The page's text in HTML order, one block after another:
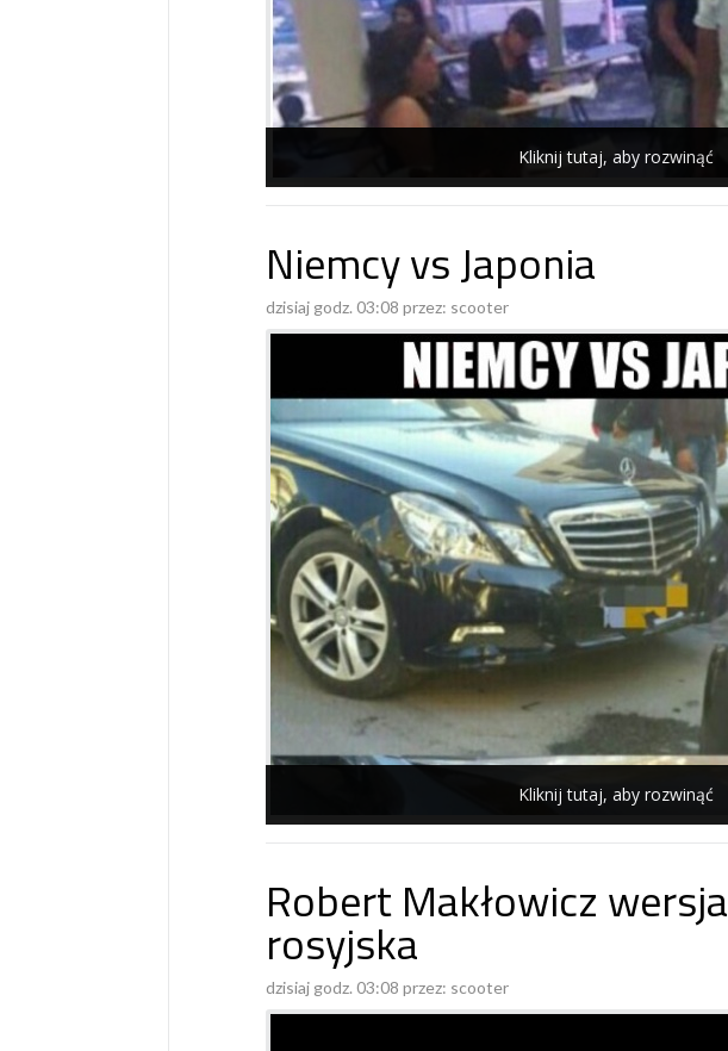
Kliknij tutaj, aby rozwinąć
Niemcy vs Japonia
dzisiaj godz. 03:08 przez: scooter
Kliknij tutaj, aby rozwinąć
Robert Makłowicz wersja
rosyjska
dzisiaj godz. 03:08 przez: scooter